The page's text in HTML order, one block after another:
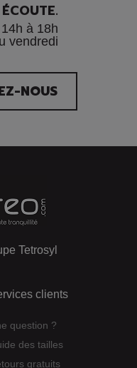
à 18h
vendredi
NOUS
Tetrosyl
clients
question ?
des tailles
gratuits